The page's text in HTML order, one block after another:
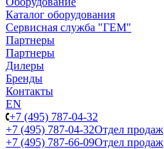
Каталог оборудования
Сервисная служба "ГЕМ"
Партнеры
Партнеры
Дилеры
Бренды
Контакты
EN
+7 (495) 787-04-32
+7 (495) 787-04-32Отдел продаж
+7 (495) 787-66-09Отдел продаж